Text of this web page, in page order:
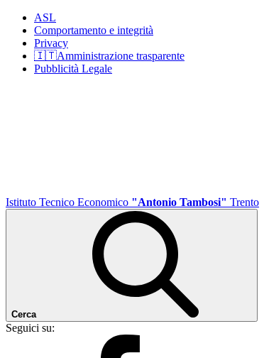
ASL
Comportamento e integrità
Privacy
🇮🇹Amministrazione trasparente
Pubblicità Legale
Istituto Tecnico Economico "Antonio Tambosi" Trento
Cerca
Seguici su: